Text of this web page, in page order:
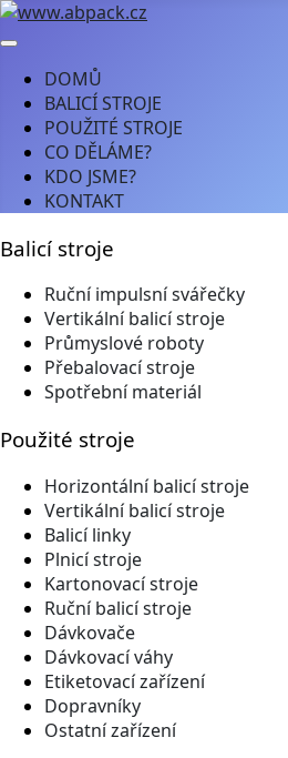
DOMŮ
BALICÍ STROJE
POUŽITÉ STROJE
CO DĚLÁME?
KDO JSME?
KONTAKT
Balicí stroje
Ruční impulsní svářečky
Vertikální balicí stroje
Průmyslové roboty
Přebalovací stroje
Spotřební materiál
Použité stroje
Horizontální balicí stroje
Vertikální balicí stroje
Balicí linky
Plnicí stroje
Kartonovací stroje
Ruční balicí stroje
Dávkovače
Dávkovací váhy
Etiketovací zařízení
Dopravníky
Ostatní zařízení